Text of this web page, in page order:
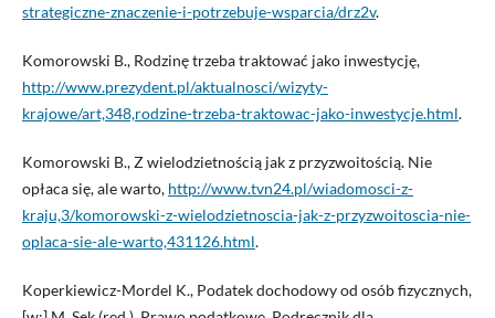
strategiczne-znaczenie-i-potrzebuje-wsparcia/drz2v.
Komorowski B., Rodzinę trzeba traktować jako inwestycję,
http://www.prezydent.pl/aktualnosci/wizyty-
krajowe/art,348,rodzine-trzeba-traktowac-jako-inwestycje.html.
Komorowski B., Z wielodzietnością jak z przyzwoitością. Nie
opłaca się, ale warto, http://www.tvn24.pl/wiadomosci-z-
kraju,3/komorowski-z-wielodzietnoscia-jak-z-przyzwoitoscia-nie-
oplaca-sie-ale-warto,431126.html.
Koperkiewicz-Mordel K., Podatek dochodowy od osób fizycznych,